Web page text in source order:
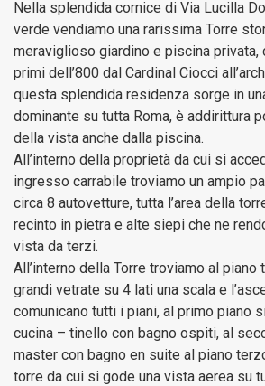
Nella splendida cornice di Via Lucilla
verde vendiamo una rarissima Torre
meraviglioso giardino e piscina privata,
primi dell’800 dal Cardinal Ciocci
questa splendida residenza sorge in
dominante su tutta Roma, è addirittura
della vista anche dalla piscina.
All’interno della proprietà da cui si
ingresso carrabile troviamo un ampio
circa 8 autovetture, tutta l’area della
recinto in pietra e alte siepi che ne
vista da terzi.
All’interno della Torre troviamo al piano
grandi vetrate su 4 lati una scala e
comunicano tutti i piani, al primo piano
cucina – tinello con bagno ospiti, al
master con bagno en suite al piano
torre da cui si gode una vista aerea su